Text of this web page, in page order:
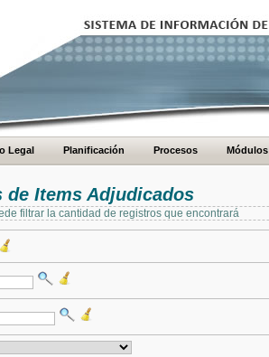
Legal Planificación Procesos Módulos
de Items Adjudicados
filtrar la cantidad de registros que encontrará